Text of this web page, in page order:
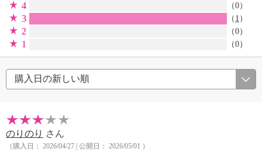
4 （0）
3 （ 1 ）
2 （0）
1 （0）
のりのり さん
（購入日： 2026/04/27 | 公開日： 2026/05/01 ）